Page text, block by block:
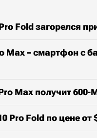
Fold загорелся
Max – смартфон с
Max получит
Pro Fold по цене от